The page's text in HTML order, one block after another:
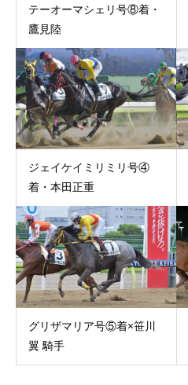
テーオーマシェリ号⑧着・
鷹見陸
ジェイケイミリミリ号④
着・本田正重
グリザマリア号⑤着×笹川
翼 騎手